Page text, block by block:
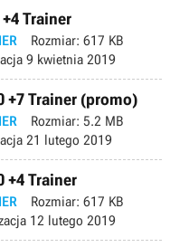
Trainer
Rozmiar: 617 KB
9 kwietnia 2019
+7 Trainer (promo)
Rozmiar: 5.2 MB
21 lutego 2019
+4 Trainer
Rozmiar: 617 KB
12 lutego 2019